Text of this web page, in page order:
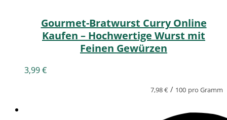
Gourmet-Bratwurst Curry Online
Kaufen – Hochwertige Wurst mit
Feinen Gewürzen
3,99€
7,98€ / 100 pro Gramm